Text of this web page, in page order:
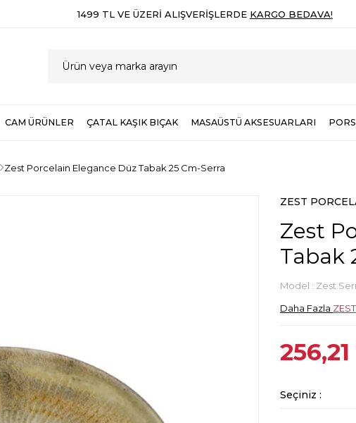
1499 TL VE ÜZERI ALIŞVERIŞLERDE KARGO BEDAVA!
CAM ÜRÜNLER ÇATAL KAŞIK BIÇAK MASAÜSTÜ AKSESUARLARI
Zest Porcelain Elegance Düz Tabak 25 Cm-Serra
ZEST
Zest
Tabak
Model : Zest
Daha Fazla
256,21
Seçiniz :